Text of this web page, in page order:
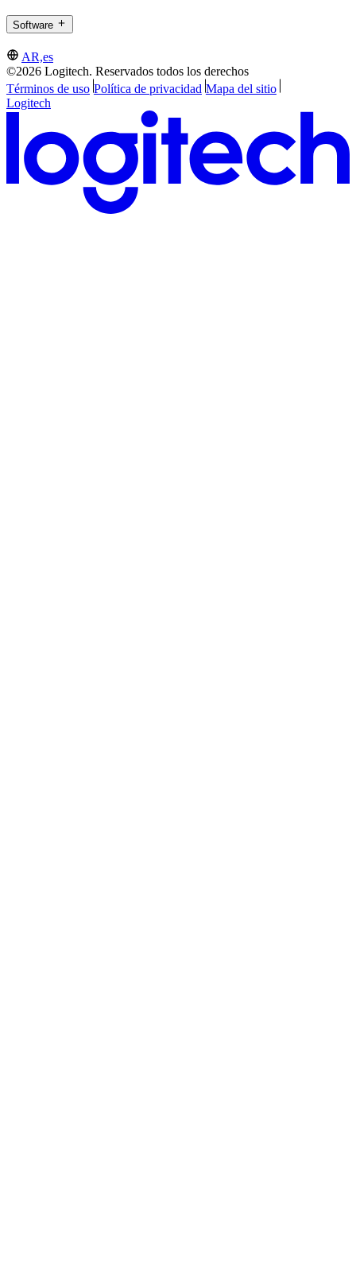
Software
AR,es
©2026 Logitech. Reservados todos los derechos
Términos de uso Política de privacidad Mapa del sitio
Logitech